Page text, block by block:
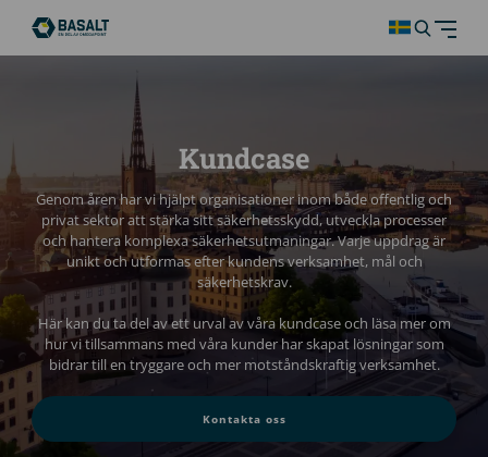
Kundcase
Genom åren har vi hjälpt organisationer inom både offentlig och
privat sektor att stärka sitt säkerhetsskydd, utveckla processer
och hantera komplexa säkerhetsutmaningar. Varje uppdrag är
unikt och utformas efter kundens verksamhet, mål och
säkerhetskrav.
Här kan du ta del av ett urval av våra kundcase och läsa mer om
hur vi tillsammans med våra kunder har skapat lösningar som
bidrar till en tryggare och mer motståndskraftig verksamhet.
Kontakta oss